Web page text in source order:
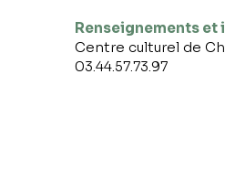
Renseignements et
Centre culturel
03.44.57.73.97